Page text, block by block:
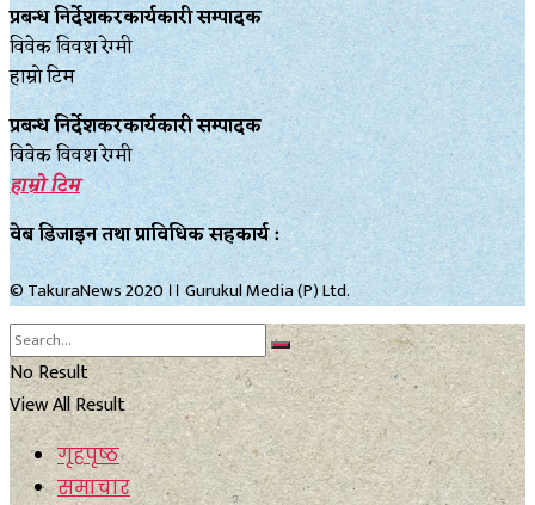
प्रबन्ध निर्देशकरकार्यकारी सम्पादक
विवेक विवश रेग्मी
हाम्रो टिम
प्रबन्ध निर्देशकरकार्यकारी सम्पादक
विवेक विवश रेग्मी
हाम्रो टिम
वेब डिजाइन तथा प्राविधिक सहकार्य :
© TakuraNews 2020 ।। Gurukul Media (P) Ltd.
No Result
View All Result
गृहपृष्ठ
समाचार